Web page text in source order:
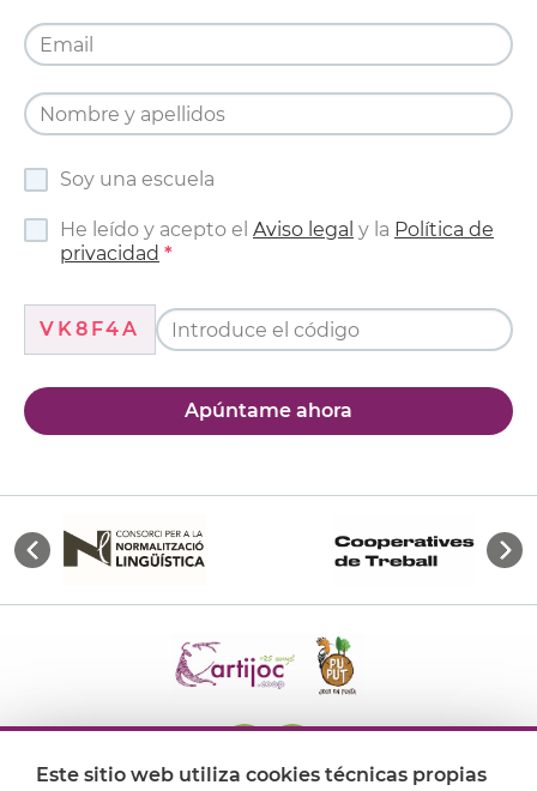
Soy una escuela
He leído y acepto el Aviso legal y la Política de
privacidad
VK8F4A
Apúntame ahora
Este sitio web utiliza cookies técnicas propias